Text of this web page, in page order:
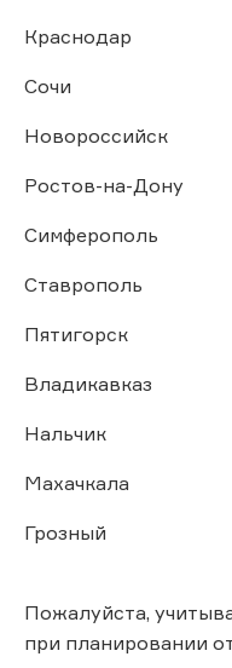
Краснодар
Сочи
Новороссийск
Ростов-на-Дону
Симферополь
Ставрополь
Пятигорск
Владикавказ
Нальчик
Махачкала
Грозный
Пожалуйста,
при планировании